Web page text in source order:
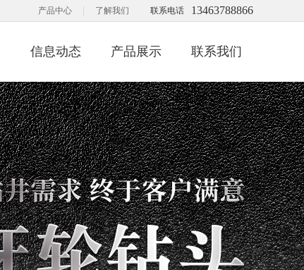
联系电话 13463788866
产品中心 了解我们
信息动态 产品展示 联系我们